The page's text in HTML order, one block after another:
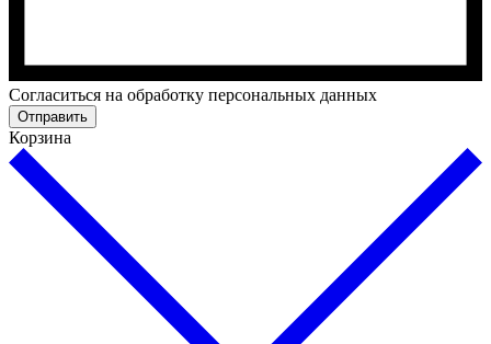
Cогласиться на обработку персональных данных
Отправить
Корзина